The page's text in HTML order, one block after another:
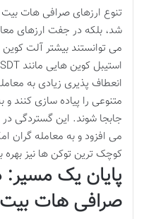
تنوع ارزهای صرافی هات بیت
شد، بلکه در جفت ارزهای
می توانستند بیشتر آلت کوین
انعطاف پذیری زیادی به
متنوعی را پیاده سازی کنند
جابجا شوند. این گستردگی
می افزود و به معامله گران
کوچک ترین توکن ها نیز بهره
پایان یک مسیر:
صرافی هات بیت